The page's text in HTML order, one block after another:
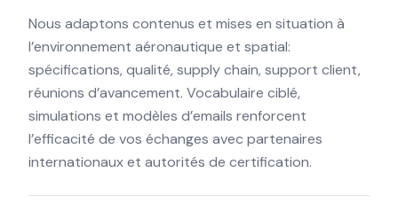
Nous adaptons contenus et mises en situation à
l’environnement aéronautique et spatial:
spécifications, qualité, supply chain, support client,
réunions d’avancement. Vocabulaire ciblé,
simulations et modèles d’emails renforcent
l’efficacité de vos échanges avec partenaires
internationaux et autorités de certification.